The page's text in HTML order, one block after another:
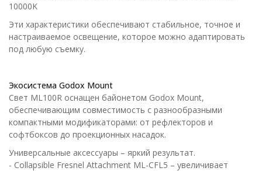
10000K
Эти характеристики обеспечивают стабильное, точное и
настраиваемое освещение, которое можно адаптировать
под любую съемку.
Экосистема Godox Mount
Свет ML100R оснащен байонетом Godox Mount,
обеспечивающим совместимость с разнообразными
компактными модификаторами: от рефлекторов и
софтбоксов до проекционных насадок.
Универсальные аксессуары – яркий результат.
- Collapsible Fresnel Attachment ML-CFL5 – увеличивает